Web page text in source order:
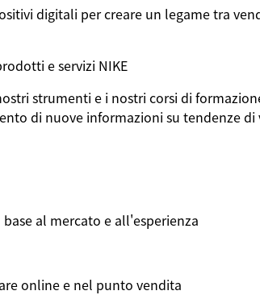
digitali per creare un legame tra
e servizi NIKE
strumenti e i nostri corsi di
di nuove informazioni su tendenze
al mercato e all'esperienza
online e nel punto vendita